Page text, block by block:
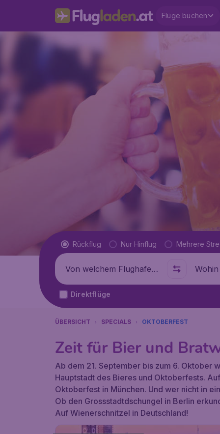
Flüge buchen
Flugtyp
Rückflug Nur Hinflug Mehrere
Abflug von Wohin
Direktflüge
ÜBERSICHT SPECIALS OKTOBERFEST
Zeit für Bier und
Ab dem 21. September bis zum 6. Oktober
Hauptstadt des Bieres und Oktoberfests.
Oktoberfest in München. Und wer nicht in
Ob den Grossstadtdschungel in Berlin
Auf Wienerschnitzel in Deutschland!